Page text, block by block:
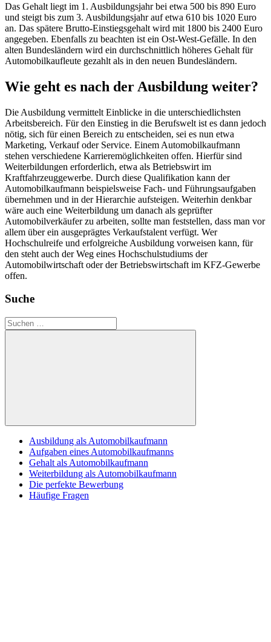
Das Gehalt liegt im 1. Ausbildungsjahr bei etwa 500 bis 890 Euro
und steigt bis zum 3. Ausbildungsjahr auf etwa 610 bis 1020 Euro
an. Das spätere Brutto-Einstiegsgehalt wird mit 1800 bis 2400 Euro
angegeben. Ebenfalls zu beachten ist ein Ost-West-Gefälle. In den
alten Bundesländern wird ein durchschnittlich höheres Gehalt für
Automobilkaufleute gezahlt als in den neuen Bundesländern.
Wie geht es nach der Ausbildung weiter?
Die Ausbildung vermittelt Einblicke in die unterschiedlichsten
Arbeitsbereich. Für den Einstieg in die Berufswelt ist es dann jedoch
nötig, sich für einen Bereich zu entscheiden, sei es nun etwa
Marketing, Verkauf oder Service. Einem Automobilkaufmann
stehen verschiedene Karrieremöglichkeiten offen. Hierfür sind
Weiterbildungen erforderlich, etwa als Betriebswirt im
Kraftfahrzeuggewerbe. Durch diese Qualifikation kann der
Automobilkaufmann beispielsweise Fach- und Führungsaufgaben
übernehmen und in der Hierarchie aufsteigen. Weiterhin denkbar
wäre auch eine Weiterbildung um danach als geprüfter
Automobilverkäufer zu arbeiten, sollte man feststellen, dass man vor
allem über ein ausgeprägtes Verkaufstalent verfügt. Wer
Hochschulreife und erfolgreiche Ausbildung vorweisen kann, für
den steht auch der Weg eines Hochschulstudiums der
Automobilwirtschaft oder der Betriebswirtschaft im KFZ-Gewerbe
offen.
Suche
Suchen
nach:
Suchen
Ausbildung als Automobilkaufmann
Aufgaben eines Automobilkaufmanns
Gehalt als Automobilkaufmann
Weiterbildung als Automobilkaufmann
Die perfekte Bewerbung
Häufige Fragen